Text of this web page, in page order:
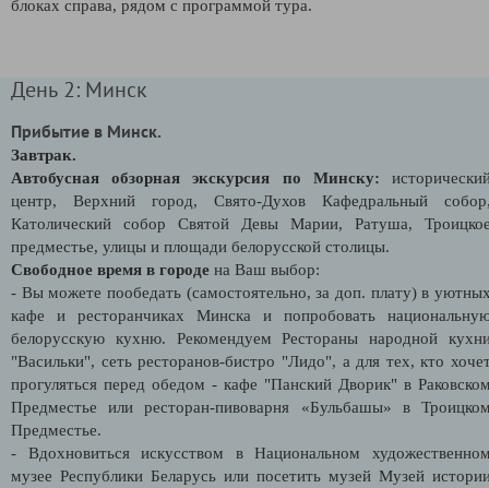
блоках справа, рядом с программой тура.
День 2: Минск
Прибытие в Минск.
Завтрак.
Автобусная обзорная экскурсия по Минску:
центр, Верхний город, Свято-Духов Кафедральный
Католический собор Святой Девы Марии, Ратуша,
предместье, улицы и площади белорусской столицы.
Свободное время в городе на Ваш выбор:
- Вы можете пообедать (самостоятельно, за доп. плату) в
кафе и ресторанчиках Минска и попробовать
белорусскую кухню. Рекомендуем Рестораны народной
"Васильки", сеть ресторанов-бистро "Лидо", а для тех, кто
прогуляться перед обедом - кафе "Панский Дворик" в
Предместье или ресторан-пивоварня «Бульбашы» в
Предместье.
- Вдохновиться искусством в Национальном
музее Республики Беларусь или посетить музей Музей